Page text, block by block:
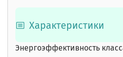
Характеристики
Энергоэффективность